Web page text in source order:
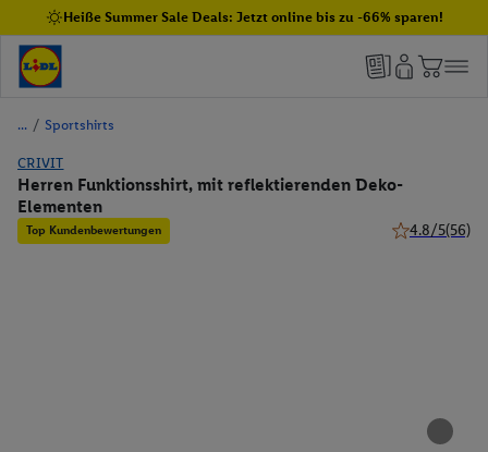
Heiße Summer Sale Deals: Jetzt online bis zu -66% sparen!
/ Sportshirts
CRIVIT
Herren Funktionsshirt, mit reflektierenden Deko-
Elementen
Top Kundenbewertungen 4.8/5(56)